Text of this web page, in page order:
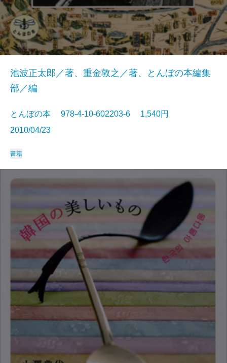
池波正太郎／著、重金敦之／著、とんぼの本編集
部／編
とんぼの本 978-4-10-602203-6 1,540円
2010/04/23
書籍